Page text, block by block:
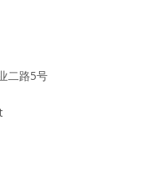
二路5号